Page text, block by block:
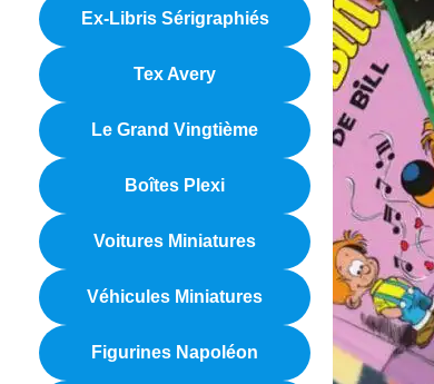
Ex-Libris Sérigraphiés
Tex Avery
Le Grand Vingtième
Boîtes Plexi
Voitures Miniatures
Véhicules Miniatures
Figurines Napoléon